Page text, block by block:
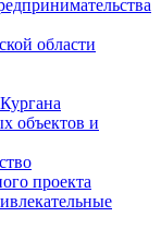
области
объектов и
проекта